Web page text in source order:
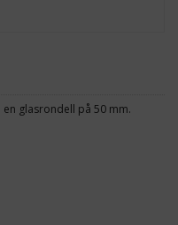
glasrondell på 50 mm.